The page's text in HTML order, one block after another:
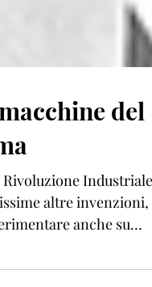
del
Industriale,
anche su